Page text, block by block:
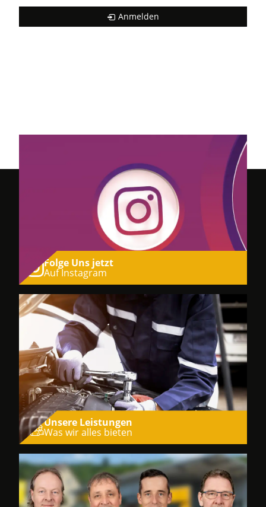
Anmelden
Folge Uns jetzt
Auf Instagram
Unsere Leistungen
Was wir alles bieten